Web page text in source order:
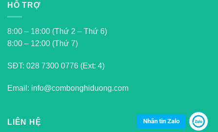
HỖ TRỢ
8:00 – 18:00 (Thứ 2 – Thứ 6)
8:00 – 12:00 (Thứ 7)
SĐT: 028 7300 0776 (Ext: 4)
Email: info@combonghiduong.com
LIÊN HỆ Nhắn tin Zalo